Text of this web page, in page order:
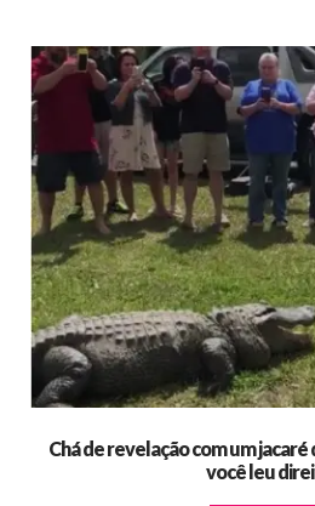
Chá de revelação com um
você leu